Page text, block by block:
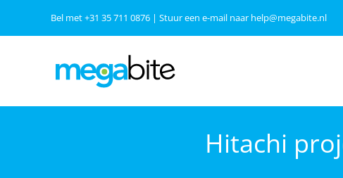
Bel met+31 35 711 0876| Stuur een e-mail naar help@megabite.nl
Hitachi